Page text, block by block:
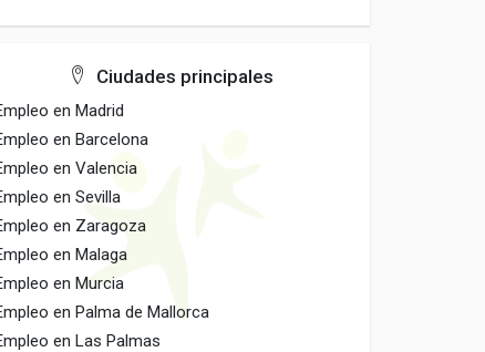
Ciudades principales
en Madrid
en Barcelona
en Valencia
en Sevilla
en Zaragoza
en Malaga
en Murcia
en Palma de Mallorca
en Las Palmas